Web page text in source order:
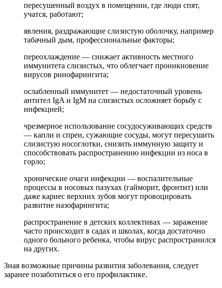
пересушенный воздух в помещении, где люди спят,
учатся, работают;
явления, раздражающие слизистую оболочку, например
табачный дым, профессиональные факторы;
переохлаждение — снижает активность местного
иммунитета слизистых, что облегчает проникновение
вирусов ринофарингита;
ослабленный иммунитет — недостаточный уровень
антител IgA и IgM на слизистых осложняет борьбу с
инфекцией;
чрезмерное использование сосудосуживающих средств
— капли и спреи, сужающие сосуды, могут пересушить
слизистую носоглотки, снизить иммунную защиту и
способствовать распространению инфекции из носа в
горло;
хронические очаги инфекции — воспалительные
процессы в носовых пазухах (гайморит, фронтит) или
даже кариес верхних зубов могут провоцировать
развитие назофарингита;
распространение в детских коллективах — заражение
часто происходит в садах и школах, когда достаточно
одного больного ребенка, чтобы вирус распространился
на других.
Зная возможные причины развития заболевания, следует
заранее позаботиться о его профилактике.